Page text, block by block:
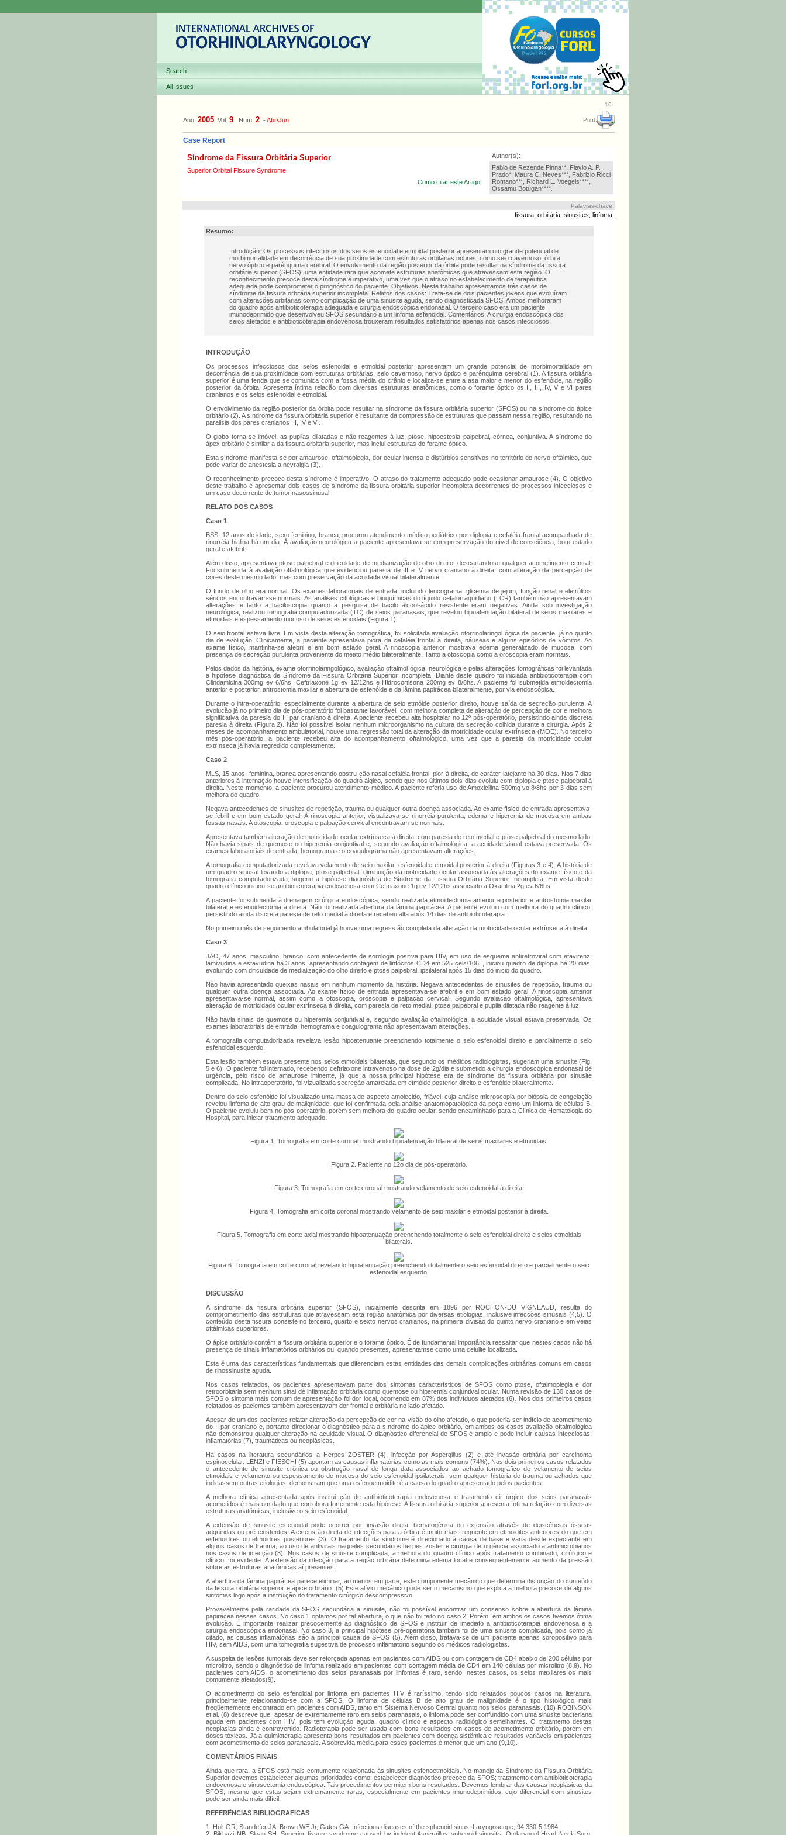
Search
All Issues
10
Ano: 2005 Vol. 9 Num. 2 -Abr/Jun Print:
Case Report
Síndrome da Fissura Orbitária Superior
Superior Orbital Fissure Syndrome
Como citar este Artigo
Author(s):
Fabio de Rezende Pinna**, Flavio A. P.
Prado*, Maura C. Neves***, Fabrizio Ricci
Romano***, Richard L. Voegels****,
Ossamu Botugan****.
Palavras-chave:
fissura, orbitária, sinusites, linfoma.
Resumo:
Introdução: Os processos infecciosos dos seios esfenoidal e etmoidal posterior apresentam um grande potencial de
morbimortalidade em decorrência de sua proximidade com estruturas orbitárias nobres, como seio cavernoso, órbita,
nervo óptico e parênquima cerebral. O envolvimento da região posterior da órbita pode resultar na síndrome da fissura
orbitária superior (SFOS), uma entidade rara que acomete estruturas anatômicas que atravessam esta região. O
reconhecimento precoce desta síndrome é imperativo, uma vez que o atraso no estabelecimento de terapêutica
adequada pode comprometer o prognóstico do paciente. Objetivos: Neste trabalho apresentamos três casos de
síndrome da fissura orbitária superior incompleta. Relatos dos casos: Trata-se de dois pacientes jovens que evoluíram
com alterações orbitárias como complicação de uma sinusite aguda, sendo diagnosticada SFOS. Ambos melhoraram
do quadro após antibioticoterapia adequada e cirurgia endoscópica endonasal. O terceiro caso era um paciente
imunodeprimido que desenvolveu SFOS secundário a um linfoma esfenoidal. Comentários: A cirurgia endoscópica dos
seios afetados e antibioticoterapia endovenosa trouxeram resultados satisfatórios apenas nos casos infecciosos.
INTRODUÇÃO
Os processos infecciosos dos seios esfenoidal e etmoidal posterior apresentam um grande potencial de morbimortalidade em
decorrência de sua proximidade com estruturas orbitárias, seio cavernoso, nervo óptico e parênquima cerebral (1). A fissura orbitária
superior é uma fenda que se comunica com a fossa média do crânio e localiza-se entre a asa maior e menor do esfenóide, na região
posterior da órbita. Apresenta íntima relação com diversas estruturas anatômicas, como o forame óptico os II, III, IV, V e VI pares
cranianos e os seios esfenoidal e etmoidal.
O envolvimento da região posterior da órbita pode resultar na síndrome da fissura orbitária superior (SFOS) ou na síndrome do ápice
orbitário (2). A síndrome da fissura orbitária superior é resultante da compressão de estruturas que passam nessa região, resultando na
paralisia dos pares cranianos III, IV e VI.
O globo torna-se imóvel, as pupilas dilatadas e não reagentes à luz, ptose, hipoestesia palpebral, córnea, conjuntiva. A síndrome do
ápex orbitário é similar a da fissura orbitária superior, mas inclui estruturas do forame óptico.
Esta síndrome manifesta-se por amaurose, oftalmoplegia, dor ocular intensa e distúrbios sensitivos no território do nervo oftálmico, que
pode variar de anestesia a nevralgia (3).
O reconhecimento precoce desta síndrome é imperativo. O atraso do tratamento adequado pode ocasionar amaurose (4). O objetivo
deste trabalho é apresentar dois casos de síndrome da fissura orbitária superior incompleta decorrentes de processos infecciosos e
um caso decorrente de tumor nasossinusal.
RELATO DOS CASOS
Caso 1
BSS, 12 anos de idade, sexo feminino, branca, procurou atendimento médico pediátrico por diplopia e cefaléia frontal acompanhada de
rinorréia hialina há um dia. À avaliação neurológica a paciente apresentava-se com preservação do nível de consciência, bom estado
geral e afebril.
Além disso, apresentava ptose palpebral e dificuldade de medianização de olho direito, descartandose qualquer acometimento central.
Foi submetida à avaliação oftalmológica que evidenciou paresia de III e IV nervo craniano à direita, com alteração da percepção de
cores deste mesmo lado, mas com preservação da acuidade visual bilateralmente.
O fundo de olho era normal. Os exames laboratoriais de entrada, incluindo leucograma, glicemia de jejum, função renal e eletrólitos
séricos encontravam-se normais. As análises citológicas e bioquímicas do líquido cefalorraquidiano (LCR) também não apresentavam
alterações e tanto a baciloscopia quanto a pesquisa de bacilo álcool-ácido resistente eram negativas. Ainda sob investigação
neurológica, realizou tomografia computadorizada (TC) de seios paranasais, que revelou hipoatenuação bilateral de seios maxilares e
etmoidais e espessamento mucoso de seios esfenoidais (Figura 1).
O seio frontal estava livre. Em vista desta alteração tomográfica, foi solicitada avaliação otorrinolaringol ógica da paciente, já no quinto
dia de evolução. Clinicamente, a paciente apresentava piora da cefaléia frontal à direita, náuseas e alguns episódios de vômitos. Ao
exame físico, mantinha-se afebril e em bom estado geral. A rinoscopia anterior mostrava edema generalizado de mucosa, com
presença de secreção purulenta proveniente do meato médio bilateralmente. Tanto a otoscopia como a oroscopia eram normais.
Pelos dados da história, exame otorrinolaringológico, avaliação oftalmol ógica, neurológica e pelas alterações tomográficas foi levantada
a hipótese diagnóstica de Síndrome da Fissura Orbitária Superior Incompleta. Diante deste quadro foi iniciada antibioticoterapia com
Clindamicina 300mg ev 6/6hs, Ceftriaxone 1g ev 12/12hs e Hidrocortisona 200mg ev 8/8hs. A paciente foi submetida etmoidectomia
anterior e posterior, antrostomia maxilar e abertura de esfenóide e da lâmina papirácea bilateralmente, por via endoscópica.
Durante o intra-operatório, especialmente durante a abertura de seio etmóide posterior direito, houve saída de secreção purulenta. A
evolução já no primeiro dia de pós-operatório foi bastante favorável, com melhora completa de alteração de percepção de cor e melhora
significativa da paresia do III par craniano à direita. A paciente recebeu alta hospitalar no 12º pós-operatório, persistindo ainda discreta
paresia à direita (Figura 2). Não foi possível isolar nenhum microorganismo na cultura da secreção colhida durante a cirurgia. Após 2
meses de acompanhamento ambulatorial, houve uma regressão total da alteração da motricidade ocular extrínseca (MOE). No terceiro
mês pós-operatório, a paciente recebeu alta do acompanhamento oftalmológico, uma vez que a paresia da motricidade ocular
extrínseca já havia regredido completamente.
Caso 2
MLS, 15 anos, feminina, branca apresentando obstru ção nasal cefaléia frontal, pior à direita, de caráter latejante há 30 dias. Nos 7 dias
anteriores à internação houve intensificação do quadro álgico, sendo que nos últimos dois dias evoluiu com diplopia e ptose palpebral à
direita. Neste momento, a paciente procurou atendimento médico. A paciente referia uso de Amoxicilina 500mg vo 8/8hs por 3 dias sem
melhora do quadro.
Negava antecedentes de sinusites de repetição, trauma ou qualquer outra doença associada. Ao exame físico de entrada apresentava-
se febril e em bom estado geral. À rinoscopia anterior, visualizava-se rinorréia purulenta, edema e hiperemia de mucosa em ambas
fossas nasais. A otoscopia, oroscopia e palpação cervical encontravam-se normais.
Apresentava também alteração de motricidade ocular extrínseca à direita, com paresia de reto medial e ptose palpebral do mesmo lado.
Não havia sinais de quemose ou hiperemia conjuntival e, segundo avaliação oftalmológica, a acuidade visual estava preservada. Os
exames laboratoriais de entrada, hemograma e o coagulograma não apresentavam alterações.
A tomografia computadorizada revelava velamento de seio maxilar, esfenoidal e etmoidal posterior à direita (Figuras 3 e 4). A história de
um quadro sinusal levando a diplopia, ptose palpebral, diminuição da motricidade ocular associada às alterações do exame físico e da
tomografia computadorizada, sugeriu a hipótese diagnóstica de Síndrome da Fissura Orbitária Superior Incompleta. Em vista deste
quadro clínico iniciou-se antibioticoterapia endovenosa com Ceftriaxone 1g ev 12/12hs associado a Oxacilina 2g ev 6/6hs.
A paciente foi submetida à drenagem cirúrgica endoscópica, sendo realizada etmoidectomia anterior e posterior e antrostomia maxilar
bilateral e esfenoidectomia à direita. Não foi realizada abertura da lâmina papirácea. A paciente evoluiu com melhora do quadro clínico,
persistindo ainda discreta paresia de reto medial à direita e recebeu alta após 14 dias de antibioticoterapia.
No primeiro mês de seguimento ambulatorial já houve uma regress ão completa da alteração da motricidade ocular extrínseca à direita.
Caso 3
JAO, 47 anos, masculino, branco, com antecedente de sorologia positiva para HIV, em uso de esquema antiretroviral com efavirenz,
lamivudina e estavudina há 3 anos, apresentando contagem de linfócitos CD4 em 525 cels/106L, iniciou quadro de diplopia há 20 dias,
evoluindo com dificuldade de medialização do olho direito e ptose palpebral, ipsilateral após 15 dias do inicio do quadro.
Não havia apresentado queixas nasais em nenhum momento da história. Negava antecedentes de sinusites de repetição, trauma ou
qualquer outra doença associada. Ao exame físico de entrada apresentava-se afebril e em bom estado geral. A rinoscopia anterior
apresentava-se normal, assim como a otoscopia, oroscopia e palpação cervical. Segundo avaliação oftalmológica, apresentava
alteração de motricidade ocular extrínseca à direita, com paresia de reto medial, ptose palpebral e pupila dilatada não reagente à luz.
Não havia sinais de quemose ou hiperemia conjuntival e, segundo avaliação oftalmológica, a acuidade visual estava preservada. Os
exames laboratoriais de entrada, hemograma e coagulograma não apresentavam alterações.
A tomografia computadorizada revelava lesão hipoatenuante preenchendo totalmente o seio esfenoidal direito e parcialmente o seio
esfenoidal esquerdo.
Esta lesão também estava presente nos seios etmoidais bilaterais, que segundo os médicos radiologistas, sugeriam uma sinusite (Fig.
5 e 6). O paciente foi internado, recebendo ceftriaxone intravenoso na dose de 2g/dia e submetido a cirurgia endoscópica endonasal de
urgência, pelo risco de amaurose iminente, já que a nossa principal hipótese era de síndrome da fissura orbitária por sinusite
complicada. No intraoperatório, foi vizualizada secreção amarelada em etmóide posterior direito e esfenóide bilateralmente.
Dentro do seio esfenóide foi visualizado uma massa de aspecto amolecido, friável, cuja análise microscopia por biópsia de congelação
revelou linfoma de alto grau de malignidade, que foi confirmada pela análise anatomopatológica da peça como um linfoma de células B.
O paciente evoluiu bem no pós-operatório, porém sem melhora do quadro ocular, sendo encaminhado para a Clínica de Hematologia do
Hospital, para iniciar tratamento adequado.
Figura 1. Tomografia em corte coronal mostrando hipoatenuação bilateral de seios maxilares e etmoidais.
Figura 2. Paciente no 12o dia de pós-operatório.
Figura 3. Tomografia em corte coronal mostrando velamento de seio esfenoidal à direita.
Figura 4. Tomografia em corte coronal mostrando velamento de seio maxilar e etmoidal posterior à direita.
Figura 5. Tomografia em corte axial mostrando hipoatenuação preenchendo totalmente o seio esfenoidal direito e seios etmoidais
bilaterais.
Figura 6. Tomografia em corte coronal revelando hipoatenuação preenchendo totalmente o seio esfenoidal direito e parcialmente o seio
esfenoidal esquerdo.
DISCUSSÃO
A síndrome da fissura orbitária superior (SFOS), inicialmente descrita em 1896 por ROCHON-DU VIGNEAUD, resulta do
comprometimento das estruturas que atravessam esta região anatômica por diversas etiologias, inclusive infecções sinusais (4,5). O
conteúdo desta fissura consiste no terceiro, quarto e sexto nervos cranianos, na primeira divisão do quinto nervo craniano e em veias
oftálmicas superiores.
O ápice orbitário contém a fissura orbitária superior e o forame óptico. É de fundamental importância ressaltar que nestes casos não há
presença de sinais inflamatórios orbitários ou, quando presentes, apresentamse como uma celulite localizada.
Esta é uma das características fundamentais que diferenciam estas entidades das demais complicações orbitárias comuns em casos
de rinossinusite aguda.
Nos casos relatados, os pacientes apresentavam parte dos sintomas característicos de SFOS como ptose, oftalmoplegia e dor
retroorbitária sem nenhum sinal de inflamação orbitária como quemose ou hiperemia conjuntival ocular. Numa revisão de 130 casos de
SFOS o sintoma mais comum de apresentação foi dor local, ocorrendo em 87% dos indivíduos afetados (6). Nos dois primeiros casos
relatados os pacientes também apresentavam dor frontal e orbitária no lado afetado.
Apesar de um dos pacientes relatar alteração da percepção de cor na visão do olho afetado, o que poderia ser indício de acometimento
do II par craniano e, portanto direcionar o diagnóstico para a síndrome do ápice orbitário, em ambos os casos avaliação oftalmológica
não demonstrou qualquer alteração na acuidade visual. O diagnóstico diferencial de SFOS é amplo e pode incluir causas infecciosas,
inflamatórias (7), traumáticas ou neoplásicas.
Há casos na literatura secundários a Herpes ZOSTER (4), infecção por Aspergillus (2) e até invasão orbitária por carcinoma
espinocelular. LENZI e FIESCHI (5) apontam as causas inflamatórias como as mais comuns (74%). Nos dois primeiros casos relatados
o antecedente de sinusite crônica ou obstrução nasal de longa data associados ao achado tomográfico de velamento de seios
etmoidais e velamento ou espessamento de mucosa do seio esfenoidal ipsilaterais, sem qualquer história de trauma ou achados que
indicassem outras etiologias, demonstram que uma esfenoetmoidite é a causa do quadro apresentado pelos pacientes.
A melhora clínica apresentada após institui ção de antibioticoterapia endovenosa e tratamento cir úrgico dos seios paranasais
acometidos é mais um dado que corrobora fortemente esta hipótese. A fissura orbitária superior apresenta íntima relação com diversas
estruturas anatômicas, inclusive o seio esfenoidal.
A extensão de sinusite esfenoidal pode ocorrer por invasão direta, hematogênica ou extensão através de deiscências ósseas
adquiridas ou pré-existentes. A extens ão direta de infecções para a órbita é muito mais freqüente em etmoidites anteriores do que em
esfenoidites ou etmoidites posteriores (3). O tratamento da síndrome é direcionado à causa de base e varia desde expectante em
alguns casos de trauma, ao uso de antivirais naqueles secundários herpes zoster e cirurgia de urgência associado a antimicrobianos
nos casos de infecção (3). Nos casos de sinusite complicada, a melhora do quadro clínico após tratamento combinado, cirúrgico e
clínico, foi evidente. A extensão da infecção para a região orbitária determina edema local e conseqüentemente aumento da pressão
sobre as estruturas anatômicas aí presentes.
A abertura da lâmina papirácea parece eliminar, ao menos em parte, este componente mecânico que determina disfunção do conteúdo
da fissura orbitária superior e ápice orbitário. (5) Este alívio mecânico pode ser o mecanismo que explica a melhora precoce de alguns
sintomas logo após a instituição do tratamento cirúrgico descompressivo.
Provavelmente pela raridade da SFOS secundária a sinusite, não foi possível encontrar um consenso sobre a abertura da lâmina
papirácea nesses casos. No caso 1 optamos por tal abertura, o que não foi feito no caso 2. Porém, em ambos os casos tivemos ótima
evolução. É importante realizar precocemente ao diagnóstico de SFOS e instituir de imediato a antibioticoterapia endovenosa e a
cirurgia endoscópica endonasal. No caso 3, a principal hipótese pré-operatória também foi de uma sinusite complicada, pois como já
citado, as causas inflamatórias são a principal causa de SFOS (5). Além disso, tratava-se de um paciente apenas soropositivo para
HIV, sem AIDS, com uma tomografia sugestiva de processo inflamatório segundo os médicos radiologistas.
A suspeita de lesões tumorais deve ser reforçada apenas em pacientes com AIDS ou com contagem de CD4 abaixo de 200 células por
microlitro, sendo o diagnóstico de linfoma realizado em pacientes com contagem média de CD4 em 140 células por microlitro (8,9). No
pacientes com AIDS, o acometimento dos seios paranasais por linfomas é raro, sendo, nestes casos, os seios maxilares os mais
comumente afetados(9).
O acometimento do seio esfenoidal por linfoma em pacientes HIV é raríssimo, tendo sido relatados poucos casos na literatura,
principalmente relacionando-se com a SFOS. O linfoma de células B de alto grau de malignidade é o tipo histológico mais
freqüentemente encontrado em pacientes com AIDS, tanto em Sistema Nervoso Central quanto nos seios paranasais. (10) ROBINSON
et al. (8) descreve que, apesar de extremamente raro em seios paranasais, o linfoma pode ser confundido com uma sinusite bacteriana
aguda em pacientes com HIV, pois tem evolução aguda, quadro clínico e aspecto radiológico semelhantes. O tratamento destas
neoplasias ainda é controvertido. Radioterapia pode ser usada com bons resultados em casos de acometimento orbitário, porém em
doses tóxicas. Já a quimioterapia apresenta bons resultados em pacientes com doença sistêmica e resultados variáveis em pacientes
com acometimento de seios paranasais. A sobrevida média para esses pacientes é menor que um ano (9,10).
COMENTÁRIOS FINAIS
Ainda que rara, a SFOS está mais comumente relacionada às sinusites esfenoetmoidais. No manejo da Síndrome da Fissura Orbitária
Superior devemos estabelecer algumas prioridades como: estabelecer diagnóstico precoce da SFOS; tratamento com antibioticoterapia
endovenosa e sinusectomia endoscópica. Tais procedimentos permitem bons resultados. Devemos lembrar das causas neoplásicas da
SFOS, mesmo que estas sejam extremamente raras, especialmente em pacientes imunodeprimidos, cujo diferencial com sinusites
pode ser ainda mais difícil.
REFERÊNCIAS BIBLIOGRAFICAS
1. Holt GR, Standefer JA, Brown WE Jr, Gates GA. Infectious diseases of the sphenoid sinus. Laryngoscope, 94:330-5,1984.